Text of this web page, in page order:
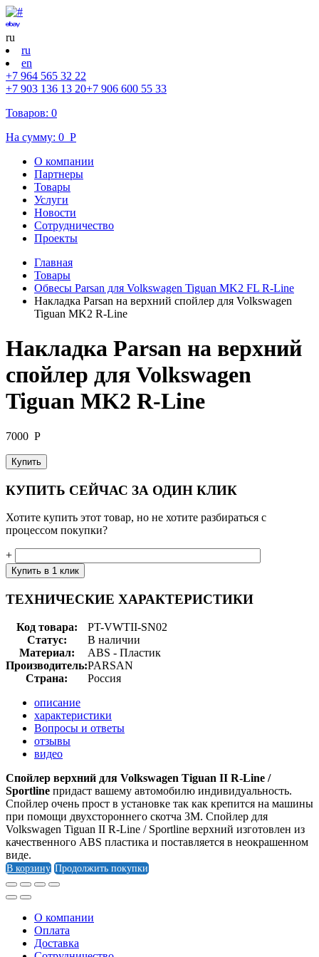
ru
ru
en
+7 964 565 32 22
+7 903 136 13 20+7 906 600 55 33
Товаров: 0
На сумму: 0 Р
О компании
Партнеры
Товары
Услуги
Новости
Cотрудничество
Проекты
Главная
Товары
Обвесы Parsan для Volkswagen Tiguan MK2 FL R-Line
Накладка Parsan на верхний спойлер для Volkswagen
Tiguan MK2 R-Line
Накладка Parsan на верхний
спойлер для Volkswagen
Tiguan MK2 R-Line
7000 Р
Купить
КУПИТЬ СЕЙЧАС ЗА ОДИН КЛИК
Хотите купить этот товар, но не хотите разбираться с
процессом покупки?
+
ТЕХНИЧЕСКИЕ ХАРАКТЕРИСТИКИ
Код товара:
PT-VWTII-SN02
Статус:
В наличии
Материал:
ABS - Пластик
Производитель:PARSAN
Страна:
Россия
описание
характеристики
Вопросы и ответы
отзывы
видео
Спойлер верхний для Volkswagen Tiguan II R-Line /
Sportline придаст вашему автомобилю индивидуальность.
Спойлер очень прост в установке так как крепится на машины
при помощи двухстороннего скотча 3М. Спойлер для
Volkswagen Tiguan II R-Line / Sportline верхний изготовлен из
качественного ABS пластика и поставляется в неокрашенном
виде.
В корзину Продолжить покупки
О компании
Оплата
Доставка